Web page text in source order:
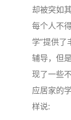
却被突如
每个人不
学”提供了
辅导，但
现了一些
应居家的
样说: